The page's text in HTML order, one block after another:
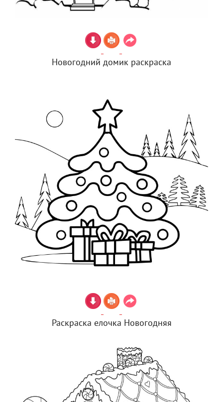
Новогодний домик раскраска
Раскраска елочка Новогодняя